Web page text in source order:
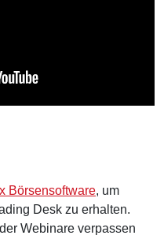
Börsensoftware, um
Desk zu erhalten.
Webinare verpassen